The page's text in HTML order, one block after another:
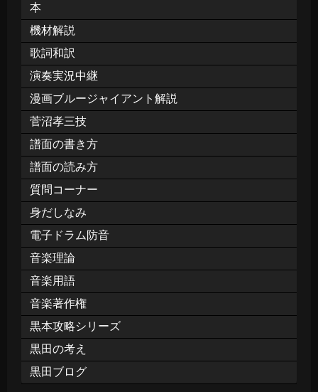
本
機材解説
歌詞和訳
演奏実況中継
漫画ブルージャイアント解説
菅沼孝三技
譜面の書き方
譜面の読み方
質問コーナー
身だしなみ
電子ドラム防音
音楽理論
音楽用語
音楽著作権
黒本攻略シリーズ
黒田の考え
黒田ブログ